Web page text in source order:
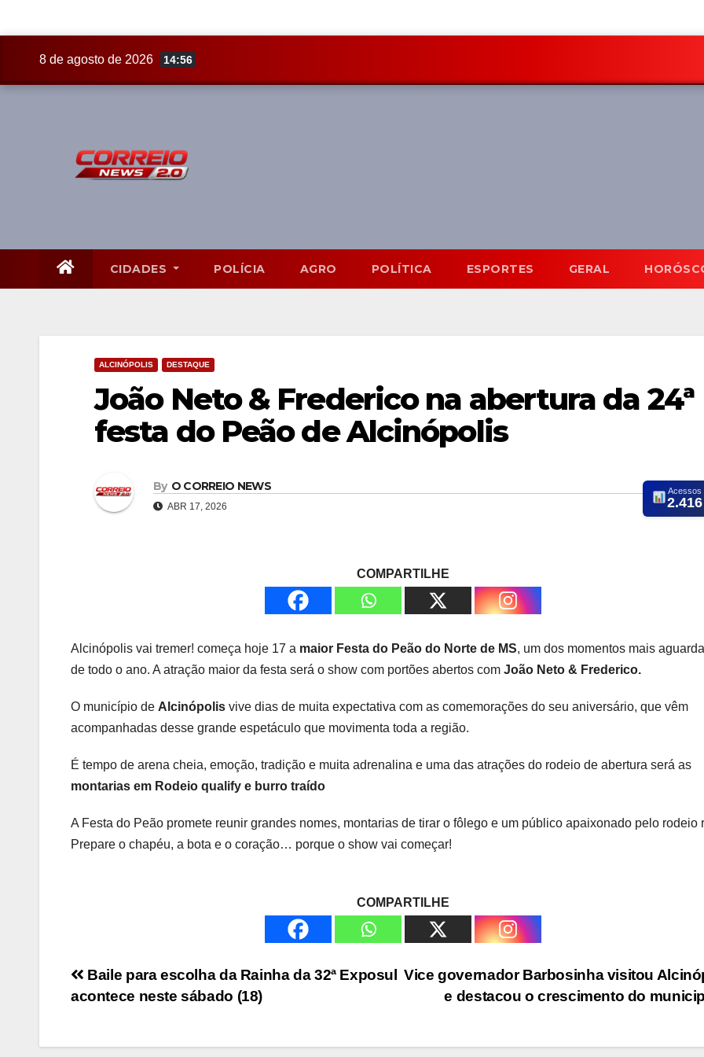
8 de agosto de 2026 14:56
CIDADES POLÍCIA AGRO POLÍTICA ESPORTES GERAL
ALCINÓPOLIS DESTAQUE
João Neto & Frederico na abertura da 24ª
festa do Peão de Alcinópolis
By O CORREIO NEWS
ABR 17, 2026
Acessos
2.416
COMPARTILHE
Alcinópolis vai tremer! começa hoje 17 a maior Festa do Peão do Norte de MS, um dos momentos mais
de todo o ano. A atração maior da festa será o show com portões abertos com João Neto & Frederico.
O município de Alcinópolis vive dias de muita expectativa com as comemorações do seu aniversário, que vêm
acompanhadas desse grande espetáculo que movimenta toda a região.
É tempo de arena cheia, emoção, tradição e muita adrenalina e uma das atrações do rodeio de abertura será as
montarias em Rodeio qualify e burro traído
A Festa do Peão promete reunir grandes nomes, montarias de tirar o fôlego e um público apaixonado pelo rodeio
Prepare o chapéu, a bota e o coração… porque o show vai começar!
COMPARTILHE
Navegação
Post
Vice governador Barbosinha visitou
e destacou o crescimento do
Baile para escolha da Rainha da 32ª Exposul
acontece neste sábado (18)